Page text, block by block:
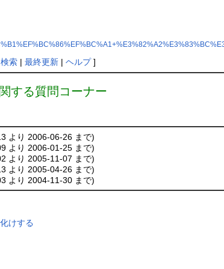
検索| 最終更新| ヘルプ]
する質問コーナー
より 2006-06-26 まで)
より 2006-01-25 まで)
より 2005-11-07 まで)
より 2005-04-26 まで)
より 2004-11-30 まで)
けする